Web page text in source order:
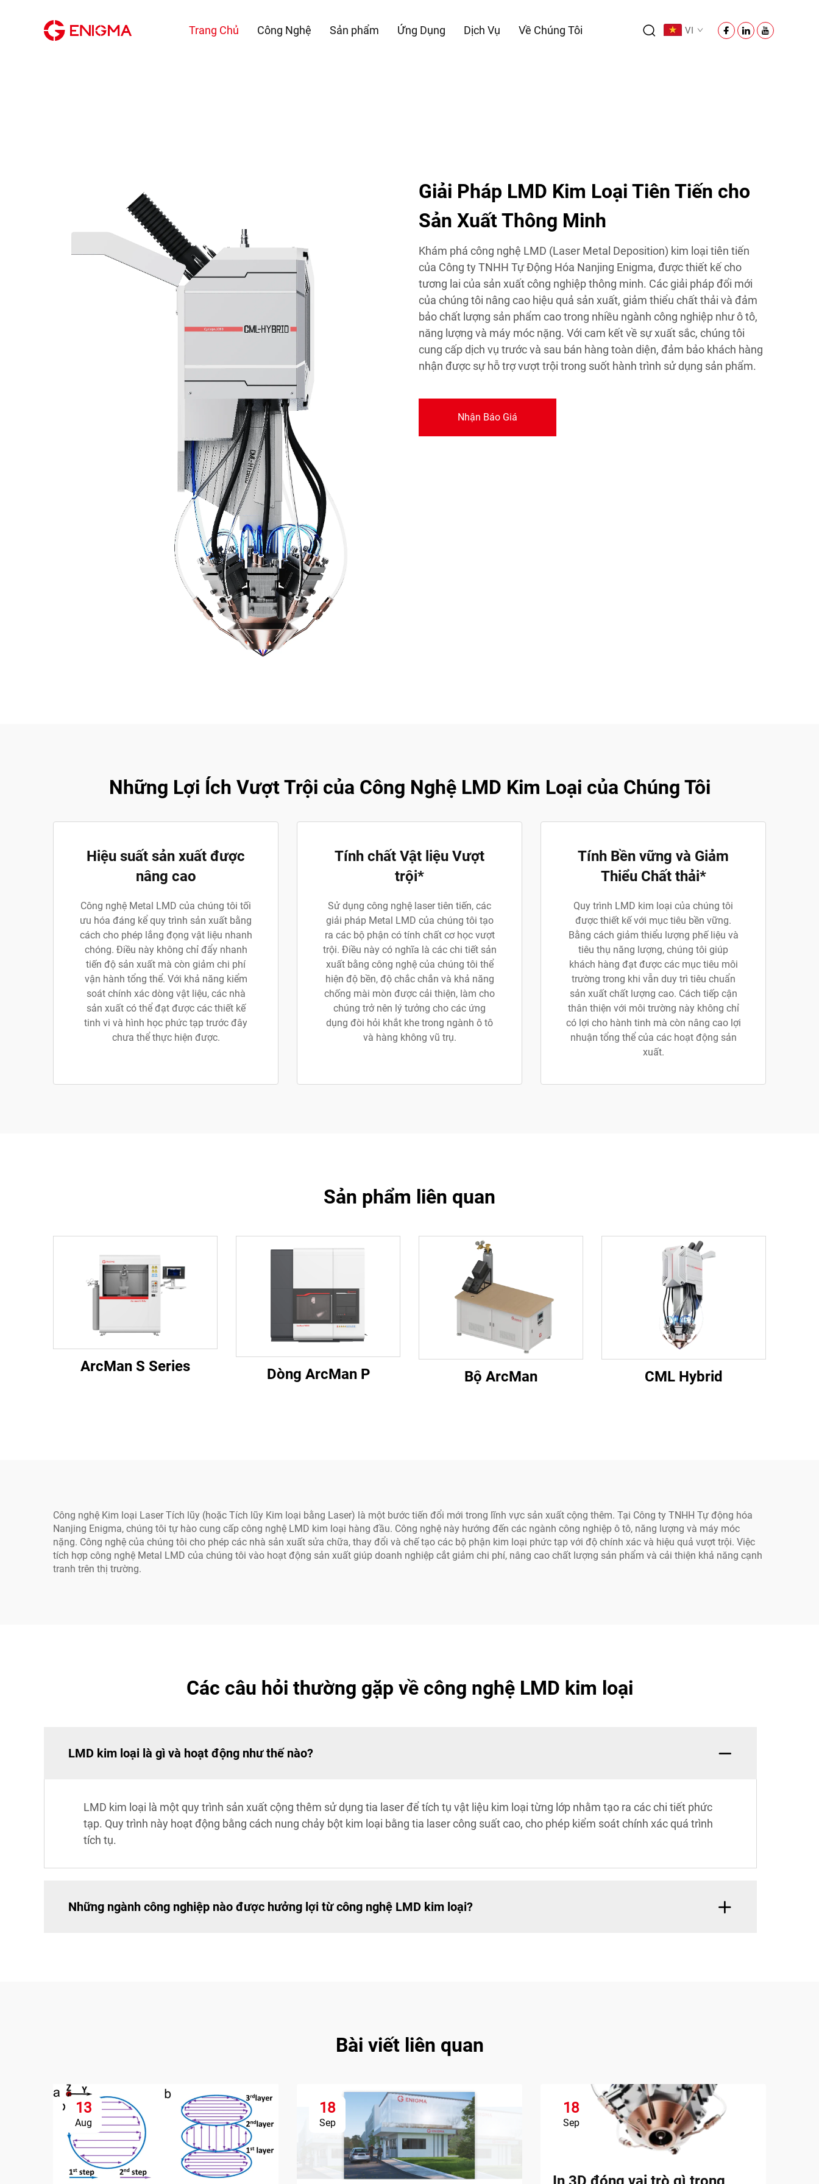
Trang Chủ Công Nghệ Sản phẩm Ứng Dụng Dịch Vụ Về Chúng Tôi VI
Giải Pháp LMD Kim Loại Tiên Tiến cho
Sản Xuất Thông Minh
Khám phá công nghệ LMD (Laser Metal Deposition) kim loại tiên tiến
của Công ty TNHH Tự Động Hóa Nanjing Enigma, được thiết kế cho
tương lai của sản xuất công nghiệp thông minh. Các giải pháp đổi mới
của chúng tôi nâng cao hiệu quả sản xuất, giảm thiểu chất thải và đảm
bảo chất lượng sản phẩm cao trong nhiều ngành công nghiệp như ô tô,
năng lượng và máy móc nặng. Với cam kết về sự xuất sắc, chúng tôi
cung cấp dịch vụ trước và sau bán hàng toàn diện, đảm bảo khách hàng
nhận được sự hỗ trợ vượt trội trong suốt hành trình sử dụng sản phẩm.
Nhận Báo Giá
Những Lợi Ích Vượt Trội của Công Nghệ LMD Kim Loại của Chúng Tôi
Hiệu suất sản xuất được
nâng cao
Công nghệ Metal LMD của chúng tôi tối
ưu hóa đáng kể quy trình sản xuất bằng
cách cho phép lắng đọng vật liệu nhanh
chóng. Điều này không chỉ đẩy nhanh
tiến độ sản xuất mà còn giảm chi phí
vận hành tổng thể. Với khả năng kiểm
soát chính xác dòng vật liệu, các nhà
sản xuất có thể đạt được các thiết kế
tinh vi và hình học phức tạp trước đây
chưa thể thực hiện được.
Tính chất Vật liệu Vượt
trội*
Sử dụng công nghệ laser tiên tiến, các
giải pháp Metal LMD của chúng tôi tạo
ra các bộ phận có tính chất cơ học vượt
trội. Điều này có nghĩa là các chi tiết sản
xuất bằng công nghệ của chúng tôi thể
hiện độ bền, độ chắc chắn và khả năng
chống mài mòn được cải thiện, làm cho
chúng trở nên lý tưởng cho các ứng
dụng đòi hỏi khắt khe trong ngành ô tô
và hàng không vũ trụ.
Tính Bền vững và Giảm
Thiểu Chất thải*
Quy trình LMD kim loại của chúng tôi
được thiết kế với mục tiêu bền vững.
Bằng cách giảm thiểu lượng phế liệu và
tiêu thụ năng lượng, chúng tôi giúp
khách hàng đạt được các mục tiêu môi
trường trong khi vẫn duy trì tiêu chuẩn
sản xuất chất lượng cao. Cách tiếp cận
thân thiện với môi trường này không chỉ
có lợi cho hành tinh mà còn nâng cao lợi
nhuận tổng thể của các hoạt động sản
xuất.
Sản phẩm liên quan
ArcMan S Series Dòng ArcMan P Bộ ArcMan CML Hybrid
Công nghệ Kim loại Laser Tích lũy (hoặc Tích lũy Kim loại bằng Laser) là một bước tiến đổi mới trong lĩnh vực sản xuất cộng thêm. Tại Công ty TNHH Tự động hóa
Nanjing Enigma, chúng tôi tự hào cung cấp công nghệ LMD kim loại hàng đầu. Công nghệ này hướng đến các ngành công nghiệp ô tô, năng lượng và máy móc
nặng. Công nghệ của chúng tôi cho phép các nhà sản xuất sửa chữa, thay đổi và chế tạo các bộ phận kim loại phức tạp với độ chính xác và hiệu quả vượt trội. Việc
tích hợp công nghệ Metal LMD của chúng tôi vào hoạt động sản xuất giúp doanh nghiệp cắt giảm chi phí, nâng cao chất lượng sản phẩm và cải thiện khả năng cạnh
tranh trên thị trường.
Các câu hỏi thường gặp về công nghệ LMD kim loại
LMD kim loại là gì và hoạt động như thế nào?
LMD kim loại là một quy trình sản xuất cộng thêm sử dụng tia laser để tích tụ vật liệu kim loại từng lớp nhằm tạo ra các chi tiết phức
tạp. Quy trình này hoạt động bằng cách nung chảy bột kim loại bằng tia laser công suất cao, cho phép kiểm soát chính xác quá trình
tích tụ.
Những ngành công nghiệp nào được hưởng lợi từ công nghệ LMD kim loại?
Bài viết liên quan
13
Aug
18
Sep
18
Sep